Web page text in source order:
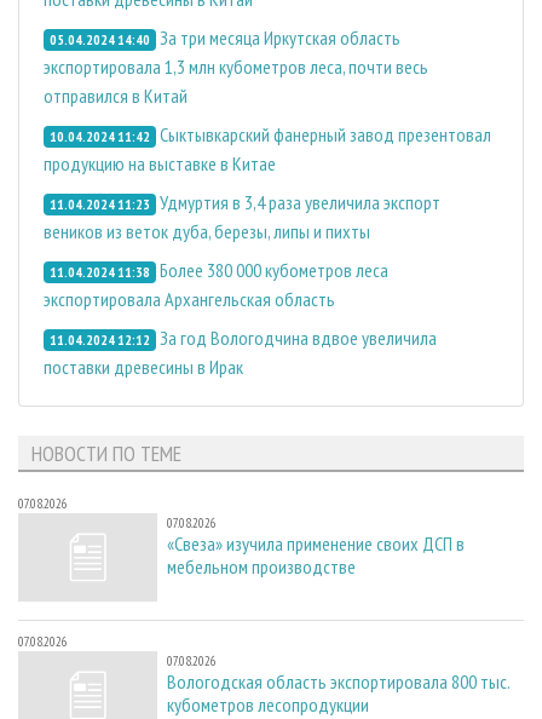
05.04.2024 14:40 За три месяца Иркутская область
экспортировала 1,3 млн кубометров леса, почти весь
отправился в Китай
10.04.2024 11:42 Сыктывкарский фанерный завод презентовал
продукцию на выставке в Китае
11.04.2024 11:23 Удмуртия в 3,4 раза увеличила экспорт
веников из веток дуба, березы, липы и пихты
11.04.2024 11:38 Более 380 000 кубометров леса
экспортировала Архангельская область
11.04.2024 12:12 За год Вологодчина вдвое увеличила
поставки древесины в Ирак
НОВОСТИ ПО ТЕМЕ
07.08.2026
07.08.2026
«Свеза» изучила применение своих ДСП в
мебельном производстве
07.08.2026
07.08.2026
Вологодская область экспортировала 800 тыс.
кубометров лесопродукции